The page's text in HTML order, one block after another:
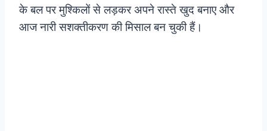
के बल पर मुश्किलों से लड़कर अपने रास्ते खुद बनाए और
आज नारी सशक्तीकरण की मिसाल बन चुकी हैं।